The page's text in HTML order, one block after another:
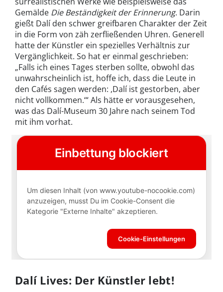
Gemälde Die Beständigkeit der Erinnerung. Darin
gießt Dalí den schwer greifbaren Charakter der Zeit
in die Form von zäh zerfließenden Uhren. Generell
hatte der Künstler ein spezielles Verhältnis zur
Vergänglichkeit. So hat er einmal geschrieben:
„Falls ich eines Tages sterben sollte, obwohl das
unwahrscheinlich ist, hoffe ich, dass die Leute in
den Cafés sagen werden: ,Dalí ist gestorben, aber
nicht vollkommen.‘“ Als hätte er vorausgesehen,
was das Dalí-Museum 30 Jahre nach seinem Tod
mit ihm vorhat.
Dalí Lives: Der Künstler lebt!